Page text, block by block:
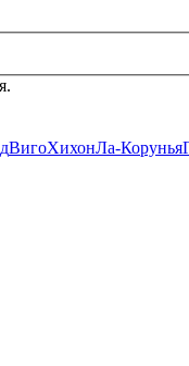
ВигоХихонЛа-Корунья